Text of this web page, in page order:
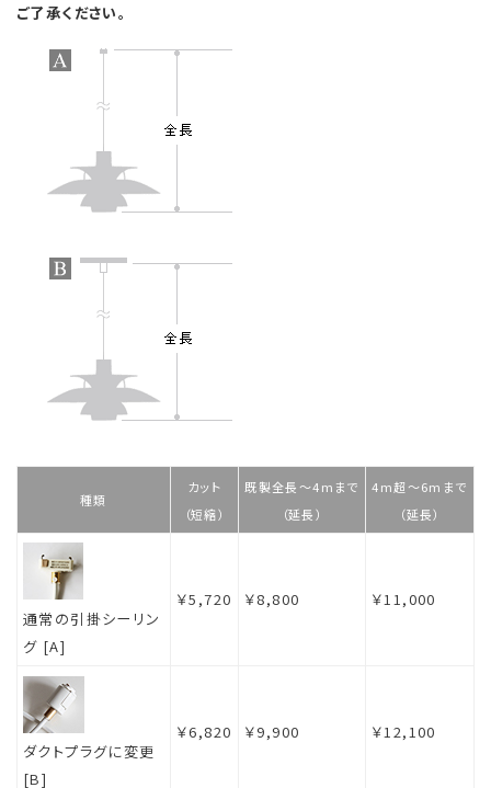
ご了承ください。
種類
カット
（短縮）
既製全長～4mまで
（延長）
4m超～6mまで
（延長）
通常の引掛シーリン
グ [A]
￥5,720 ￥8,800 ￥11,000
ダクトプラグに変更
[B]
￥6,820 ￥9,900 ￥12,100